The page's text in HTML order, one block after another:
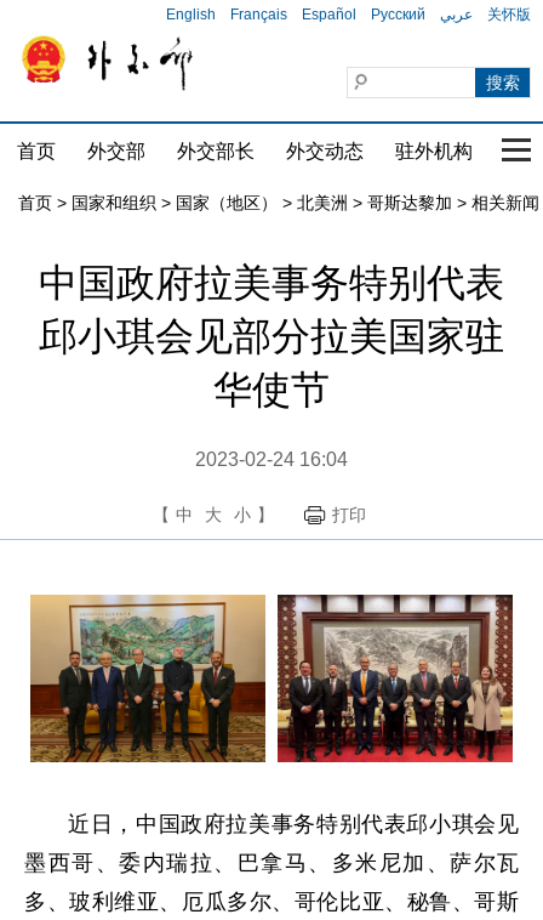
English Français Español Русский عربي 关怀版
首页 外交部 外交部长 外交动态 驻外机构 国
首页 > 国家和组织 > 国家（地区） > 北美洲 > 哥斯达黎加 > 相关新闻
中国政府拉美事务特别代表
邱小琪会见部分拉美国家驻
华使节
2023-02-24 16:04
【 中 大 小 】 打印
近日，中国政府拉美事务特别代表邱小琪会见
墨西哥、委内瑞拉、巴拿马、多米尼加、萨尔瓦
多、玻利维亚、厄瓜多尔、哥伦比亚、秘鲁、哥斯